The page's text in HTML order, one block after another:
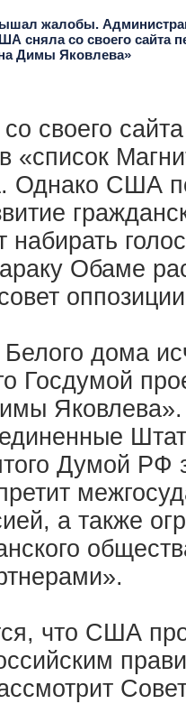
жалобы.
сняла со своего сайта
Димы Яковлева»
своего
«список
Однако США
Обаме
Белого дома
Госдумой
Думой РФ
а также
что США